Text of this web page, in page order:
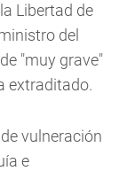
Libertad de
del
"muy grave"
extraditado.
vulneración
e